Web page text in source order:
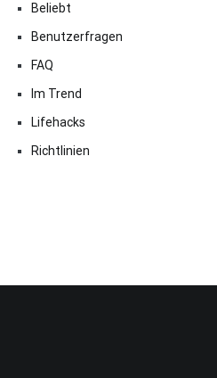
Beliebt
Benutzerfragen
FAQ
Im Trend
Lifehacks
Richtlinien